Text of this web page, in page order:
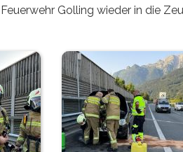
Golling wieder in die